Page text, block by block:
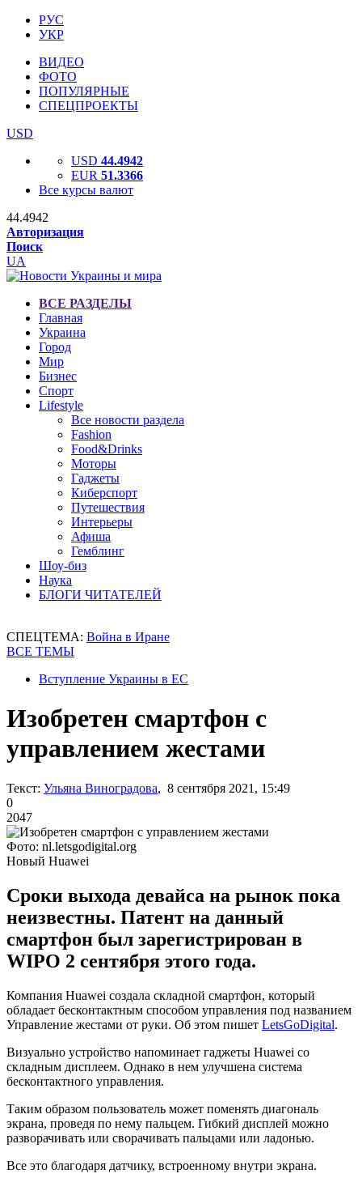
РУС
УКР
ВИДЕО
ФОТО
ПОПУЛЯРНЫЕ
СПЕЦПРОЕКТЫ
USD
USD 44.4942
EUR 51.3366
Все курсы валют
44.4942
Авторизация
Поиск
UA
ВСЕ РАЗДЕЛЫ
Главная
Украина
Город
Мир
Бизнес
Спорт
Lifestyle
Все новости раздела
Fashion
Food&Drinks
Моторы
Гаджеты
Киберспорт
Путешествия
Интерьеры
Афиша
Гемблинг
Шоу-биз
Наука
БЛОГИ ЧИТАТЕЛЕЙ
СПЕЦТЕМА: Война в Иране
ВСЕ ТЕМЫ
Вступление Украины в ЕС
Изобретен смартфон с
управлением жестами
Текст: Ульяна Виноградова, 8 сентября 2021, 15:49
0
2047
Фото: nl.letsgodigital.org
Новый Huawei
Сроки выхода девайса на рынок пока
неизвестны. Патент на данный
смартфон был зарегистрирован в
WIPO 2 сентября этого года.
Компания Huawei создала складной смартфон, который
обладает бесконтактным способом управления под названием
Управление жестами от руки. Об этом пишет LetsGoDigital.
Визуально устройство напоминает гаджеты Huawei со
складным дисплеем. Однако в нем улучшена система
бесконтактного управления.
Таким образом пользователь может поменять диагональ
экрана, проведя по нему пальцем. Гибкий дисплей можно
разворачивать или сворачивать пальцами или ладонью.
Все это благодаря датчику, встроенному внутри экрана.